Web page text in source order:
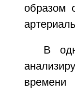
образом
В
времени